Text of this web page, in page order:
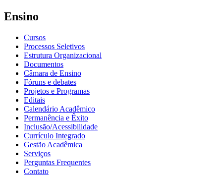
Ensino
Cursos
Processos Seletivos
Estrutura Organizacional
Documentos
Câmara de Ensino
Fóruns e debates
Projetos e Programas
Editais
Calendário Acadêmico
Permanência e Êxito
Inclusão/Acessibilidade
Currículo Integrado
Gestão Acadêmica
Serviços
Perguntas Frequentes
Contato